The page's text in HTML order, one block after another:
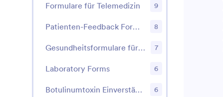
Formulare für Telemedizin 9
Patienten-Feedback Formulare 8
Gesundheitsformulare für Schüler 7
Laboratory Forms 6
Botulinumtoxin Einverständnis- und Behandlungsformulare 6